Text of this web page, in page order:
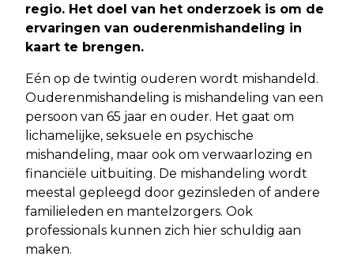
regio. Het doel van het onderzoek is om de
ervaringen van ouderenmishandeling in
kaart te brengen.
Eén op de twintig ouderen wordt mishandeld.
Ouderenmishandeling is mishandeling van een
persoon van 65 jaar en ouder. Het gaat om
lichamelijke, seksuele en psychische
mishandeling, maar ook om verwaarlozing en
financiële uitbuiting. De mishandeling wordt
meestal gepleegd door gezinsleden of andere
familieleden en mantelzorgers. Ook
professionals kunnen zich hier schuldig aan
maken.